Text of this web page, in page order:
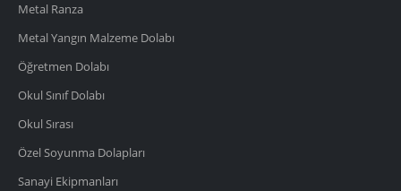
Metal Ranza
Metal Yangın Malzeme Dolabı
Öğretmen Dolabı
Okul Sınıf Dolabı
Okul Sırası
Özel Soyunma Dolapları
Sanayi Ekipmanları